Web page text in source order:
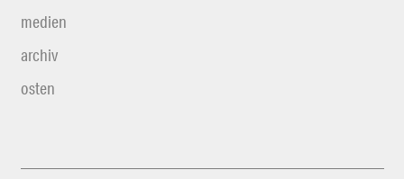
medien
archiv
osten